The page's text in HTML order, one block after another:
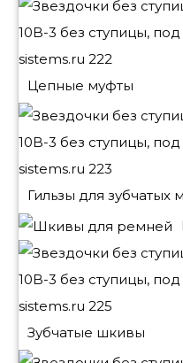
Цепные муфты
Гильзы для зубчатых
Зубчатые шкивы